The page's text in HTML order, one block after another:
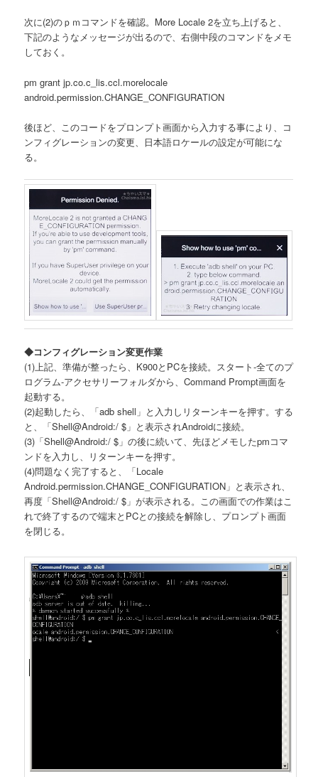
次に(2)のｐｍコマンドを確認。More Locale 2を立ち上げると、
下記のようなメッセージが出るので、右側中段のコマンドをメモ
しておく。
pm grant jp.co.c_lis.ccl.morelocale
android.permission.CHANGE_CONFIGURATION
後ほど、このコードをプロンプト画面から入力する事により、コ
ンフィグレーションの変更、日本語ロケールの設定が可能にな
る。
◆コンフィグレーション変更作業
(1)上記、準備が整ったら、K900とPCを接続。スタート-全てのプ
ログラム-アクセサリーフォルダから、Command Prompt画面を
起動する。
(2)起動したら、「adb shell」と入力しリターンキーを押す。する
と、「Shell@Android:/ $」と表示されAndroidに接続。
(3)「Shell@Android:/ $」の後に続いて、先ほどメモしたpmコマ
ンドを入力し、リターンキーを押す。
(4)問題なく完了すると、「Locale
Android.permission.CHANGE_CONFIGURATION」と表示され、
再度「Shell@Android:/ $」が表示される。この画面での作業はこ
れで終了するので端末とPCとの接続を解除し、プロンプト画面
を閉じる。